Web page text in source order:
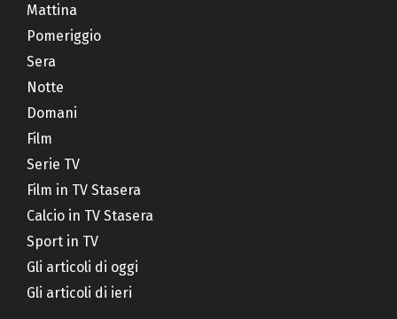
Mattina
Pomeriggio
Sera
Notte
Domani
Film
Serie TV
Film in TV Stasera
Calcio in TV Stasera
Sport in TV
Gli articoli di oggi
Gli articoli di ieri